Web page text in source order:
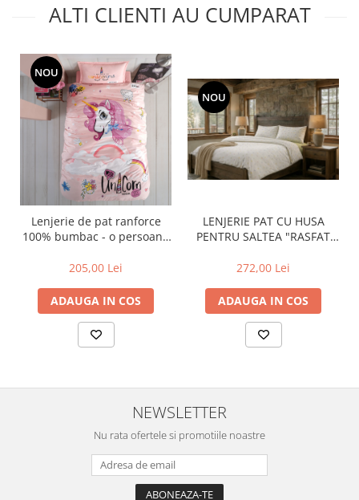
ALTI CLIENTI AU CUMPARAT
NOU
Lenjerie de pat ranforce
100% bumbac - o persoana
205,00 Lei
ADAUGA IN COS
NOU
LENJERIE PAT CU HUSA
PENTRU SALTEA "RASFAT
BUMBAC
272,00 Lei
ADAUGA IN COS
NEWSLETTER
Nu rata ofertele si promotiile noastre